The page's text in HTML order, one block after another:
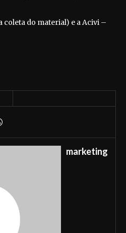
coleta do material) e a Acivi –
marketing